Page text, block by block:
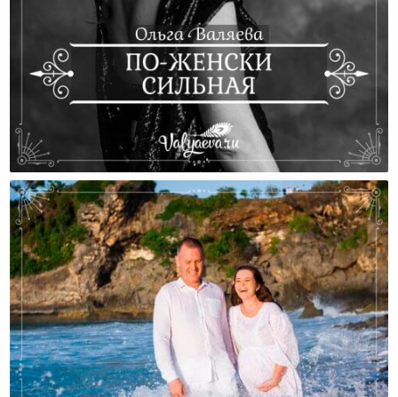
По-Женски Сильная